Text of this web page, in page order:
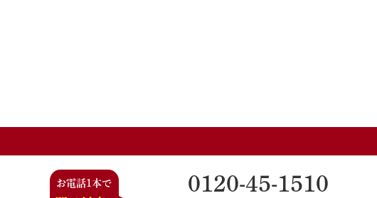
お電話1本で 0120-45-1510